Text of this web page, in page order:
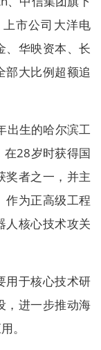
市公司大洋电
、华映资本、长
部大比例超额追
出生的哈尔滨工
在28岁时获得国
奖者之一，并主
作为正高级工程
人核心技术攻关
用于核心技术研
，进一步推动海
。